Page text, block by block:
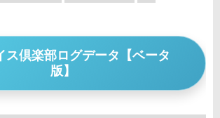
ス倶楽部ログデータ【ベータ
版】